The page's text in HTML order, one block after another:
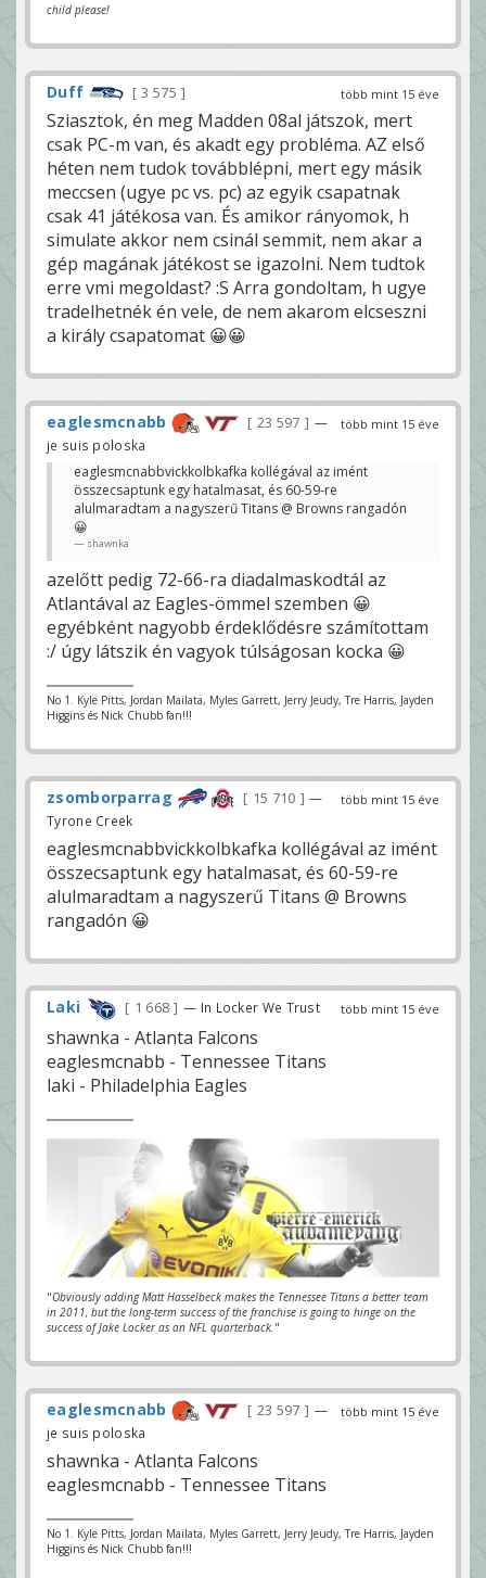
child please!
több mint 15 éve
Duff 3 575
Sziasztok, én meg Madden 08al játszok, mert
csak PC-m van, és akadt egy probléma. AZ első
héten nem tudok továbblépni, mert egy másik
meccsen (ugye pc vs. pc) az egyik csapatnak
csak 41 játékosa van. És amikor rányomok, h
simulate akkor nem csinál semmit, nem akar a
gép magának játékost se igazolni. Nem tudtok
erre vmi megoldast? :S Arra gondoltam, h ugye
tradelhetnék én vele, de nem akarom elcseszni
a király csapatomat 😀😀
több mint 15 éve
eaglesmcnabb 23 597
—
je suis poloska
eaglesmcnabbvickkolbkafka kollégával az imént
összecsaptunk egy hatalmasat, és 60-59-re
alulmaradtam a nagyszerű Titans @ Browns rangadón
😀
shawnka
azelőtt pedig 72-66-ra diadalmaskodtál az
Atlantával az Eagles-ömmel szemben 😀
egyébként nagyobb érdeklődésre számítottam
:/ úgy látszik én vagyok túlságosan kocka 😀
No 1. Kyle Pitts, Jordan Mailata, Myles Garrett, Jerry Jeudy, Tre Harris, Jayden
Higgins és Nick Chubb fan!!!
több mint 15 éve
zsomborparrag 15 710
—
Tyrone Creek
eaglesmcnabbvickkolbkafka kollégával az imént
összecsaptunk egy hatalmasat, és 60-59-re
alulmaradtam a nagyszerű Titans @ Browns
rangadón 😀
több mint 15 éve
Laki 1 668 — In Locker We Trust
shawnka - Atlanta Falcons
eaglesmcnabb - Tennessee Titans
laki - Philadelphia Eagles
"Obviously adding Matt Hasselbeck makes the Tennessee Titans a better team
in 2011, but the long-term success of the franchise is going to hinge on the
success of Jake Locker as an NFL quarterback."
több mint 15 éve
eaglesmcnabb 23 597
—
je suis poloska
shawnka - Atlanta Falcons
eaglesmcnabb - Tennessee Titans
No 1. Kyle Pitts, Jordan Mailata, Myles Garrett, Jerry Jeudy, Tre Harris, Jayden
Higgins és Nick Chubb fan!!!